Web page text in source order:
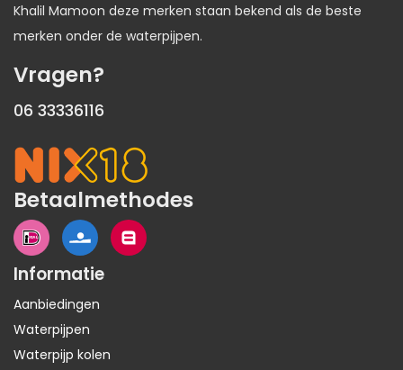
Khalil Mamoon deze merken staan bekend als de beste
merken onder de waterpijpen.
Vragen?
06 33336116
Betaalmethodes
Informatie
Aanbiedingen
Waterpijpen
Waterpijp kolen